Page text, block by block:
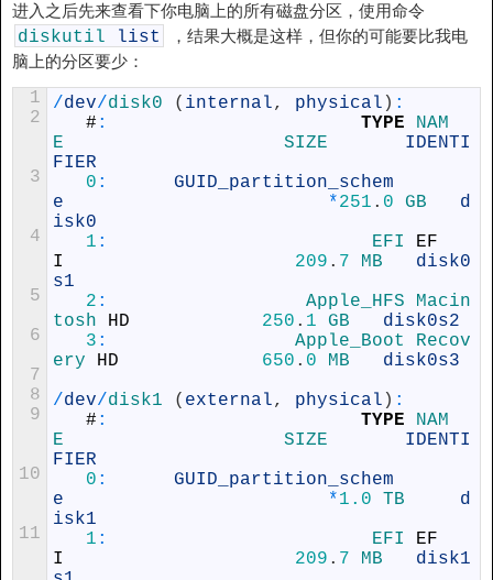
进入之后先来查看下你电脑上的所有磁盘分区，使用命令
diskutil list
，结果大概是这样，但你的可能要比我电
脑上的分区要少：
1
2
3
4
5
6
7
8
9
10
11
/dev/disk0 ( internal, physical ) :
# : TYPE
NAM
E SIZE IDENTI
FIER
0 :
GUID_partition_schem
e
*251 . 0 GB d
isk0
1 : EFI EF
I
209 . 7 MB disk0
s1
2 : Apple_HFS Macin
tosh HD 250 . 1 GB disk0s2
3 : Apple_Boot Recov
ery HD 650 . 0 MB disk0s3
/dev/disk1 ( external, physical ) :
# : TYPE
NAM
E SIZE IDENTI
FIER
0 :
GUID_partition_schem
e
*1.0 TB d
isk1
1 : EFI EF
I
209 . 7 MB disk1